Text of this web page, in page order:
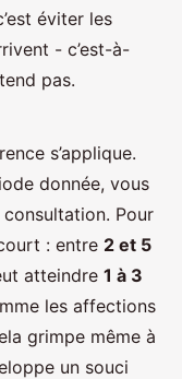
éviter les
- c’est-à-
pas.
s’applique.
donnée, vous
Pour
: entre 2 et 5
atteindre 1 à 3
les affections
grimpe même à
un souci